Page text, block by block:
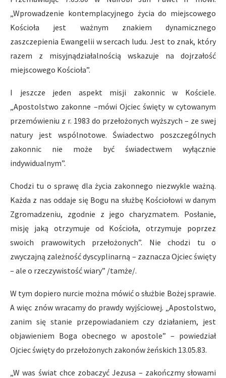
„Wprowadzenie kontemplacyjnego życia do miejscowego
Kościoła jest ważnym znakiem dynamicznego
zaszczepienia Ewangelii w sercach ludu. Jest to znak, który
razem z misyjnądziałalnością wskazuje na dojrzałość
miejscowego Kościoła”.
I jeszcze jeden aspekt misji zakonnic w Kościele.
„Apostolstwo zakonne –mówi Ojciec święty w cytowanym
przemówieniu z r. 1983 do przełożonych wyższych – ze swej
natury jest wspólnotowe. Świadectwo poszczególnych
zakonnic nie może być świadectwem wyłącznie
indywidualnym”.
Chodzi tu o sprawę dla życia zakonnego niezwykle ważną.
Każda z nas oddaje się Bogu na służbę Kościołowi w danym
Zgromadzeniu, zgodnie z jego charyzmatem. Posłanie,
misję jaką otrzymuje od Kościoła, otrzymuje poprzez
swoich prawowitych przełożonych”. Nie chodzi tu o
zwyczajną zależność dyscyplinarną – zaznacza Ojciec święty
– ale o rzeczywistość wiary” /tamże/.
W tym dopiero nurcie można mówić o służbie Bożej sprawie.
A więc znów wracamy do prawdy wyjściowej. „Apostolstwo,
zanim się stanie przepowiadaniem czy działaniem, jest
objawieniem Boga obecnego w apostole” – powiedział
Ojciec święty do przełożonych zakonów żeńskich 13.05.83.
„W was świat chce zobaczyć Jezusa – zakończmy słowami